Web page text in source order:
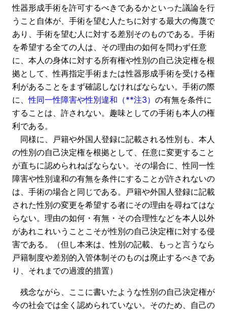
性器形成手術を許可するべきであるかといった議論を行
うこと自体が、手術を望む人たちに対する最大の侮蔑で
あり、手術を望む人に対する差別そのものである。手術
を希望する全ての人は、その理由の如何を問わず任意
に、本人の身体に対する所有権や性別の自己決定権を根
拠として、性再指定手術または性器形成手術を受ける権
利があることをまず確認しなければならない。手術の際
に、性同一性障害や性別違和（**注3） の有無を条件に
することは、許されない。趣味としての手術も本人の権
利である。
同様に、戸籍や外国人登録に記載される性別も、本人
の性別の自己決定権を根拠として、任意に変更すること
が直ちに認められねばならない。その場合に、性同一性
障害や性別違和の有無を条件にすることが許されないの
は、手術の場合と同じである。戸籍や外国人登録に記載
された性別の変更を希望する者にその理由を尋ねてはな
らない。理由の如何・有無・その合理性などを本人以外
があれこれいうことこそが性別の自己決定権に対する侵
害である。（但し本来は、性別の記載、もっと言うなら
戸籍制度や差別的入管体制そのものは廃止するべきであ
り、それまでの過渡的措置）
残念ながら、ここに書いたような性別の自己決定権が
今の社会では全く認められていない。そのため、自己の